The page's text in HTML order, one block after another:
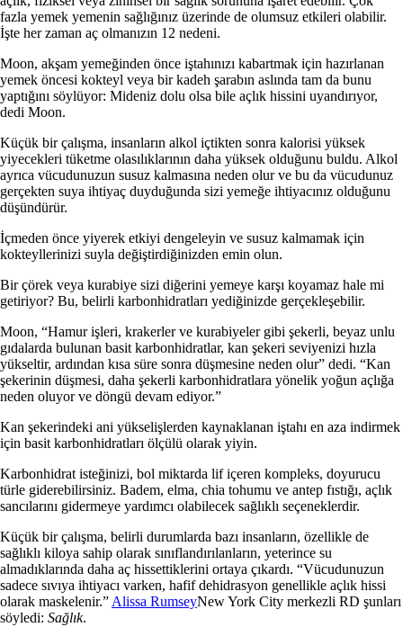
fazla yemek yemenin sağlığınız üzerinde de olumsuz etkileri olabilir.
İşte her zaman aç olmanızın 12 nedeni.
Moon, akşam yemeğinden önce iştahınızı kabartmak için hazırlanan
yemek öncesi kokteyl veya bir kadeh şarabın aslında tam da bunu
yaptığını söylüyor: Mideniz dolu olsa bile açlık hissini uyandırıyor,
dedi Moon.
Küçük bir çalışma, insanların alkol içtikten sonra kalorisi yüksek
yiyecekleri tüketme olasılıklarının daha yüksek olduğunu buldu. Alkol
ayrıca vücudunuzun susuz kalmasına neden olur ve bu da vücudunuz
gerçekten suya ihtiyaç duyduğunda sizi yemeğe ihtiyacınız olduğunu
düşündürür.
İçmeden önce yiyerek etkiyi dengeleyin ve susuz kalmamak için
kokteyllerinizi suyla değiştirdiğinizden emin olun.
Bir çörek veya kurabiye sizi diğerini yemeye karşı koyamaz hale mi
getiriyor? Bu, belirli karbonhidratları yediğinizde gerçekleşebilir.
Moon, “Hamur işleri, krakerler ve kurabiyeler gibi şekerli, beyaz unlu
gıdalarda bulunan basit karbonhidratlar, kan şekeri seviyenizi hızla
yükseltir, ardından kısa süre sonra düşmesine neden olur” dedi. “Kan
şekerinin düşmesi, daha şekerli karbonhidratlara yönelik yoğun açlığa
neden oluyor ve döngü devam ediyor.”
Kan şekerindeki ani yükselişlerden kaynaklanan iştahı en aza indirmek
için basit karbonhidratları ölçülü olarak yiyin.
Karbonhidrat isteğinizi, bol miktarda lif içeren kompleks, doyurucu
türle giderebilirsiniz. Badem, elma, chia tohumu ve antep fıstığı, açlık
sancılarını gidermeye yardımcı olabilecek sağlıklı seçeneklerdir.
Küçük bir çalışma, belirli durumlarda bazı insanların, özellikle de
sağlıklı kiloya sahip olarak sınıflandırılanların, yeterince su
almadıklarında daha aç hissettiklerini ortaya çıkardı. “Vücudunuzun
sadece sıvıya ihtiyacı varken, hafif dehidrasyon genellikle açlık hissi
olarak maskelenir.”Alissa RumseyNew York City merkezli RD şunları
söyledi: Sağlık.